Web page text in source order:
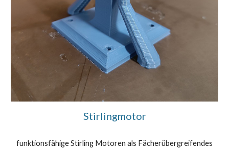
Stirlingmotor
funktionsfähige Stirling Motoren als Fächerübergreifendes